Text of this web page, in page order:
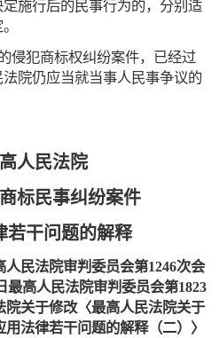
施行后的民事行为的，分别适
侵犯商标权纠纷案件，已经过
院仍应当就当事人民事争议的
人民法院
标民事纠纷案件
若干问题的解释
人民法院审判委员会第1246次会
最高人民法院审判委员会第1823
关于修改〈最高人民法院关于
法律若干问题的解释（二）〉